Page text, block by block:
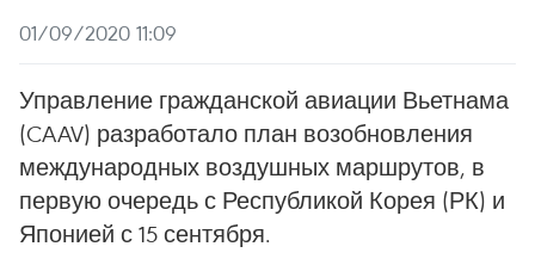
01/09/2020 11:09
Управление гражданской авиации Вьетнама
(CAAV) разработало план возобновления
международных воздушных маршрутов, в
первую очередь с Республикой Корея (РК) и
Японией с 15 сентября.